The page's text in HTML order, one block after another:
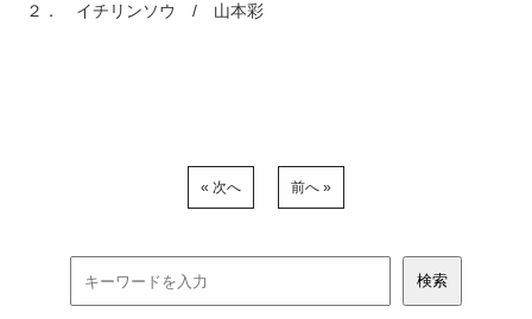
２． イチリンソウ / 山本彩
« 次へ 前へ »